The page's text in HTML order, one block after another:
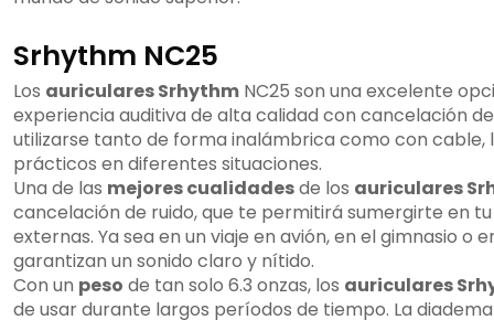
Srhythm NC25
Los auriculares Srhythm NC25 son una excelente
experiencia auditiva de alta calidad con cancelación
utilizarse tanto de forma inalámbrica como con cable,
prácticos en diferentes situaciones.
Una de las mejores cualidadesde los auriculares
cancelación de ruido, que te permitirá sumergirte en
externas. Ya sea en un viaje en avión, en el gimnasio o
garantizan un sonido claro y nítido.
Con un peso de tan solo 6.3 onzas, los auriculares
de usar durante largos períodos de tiempo. La